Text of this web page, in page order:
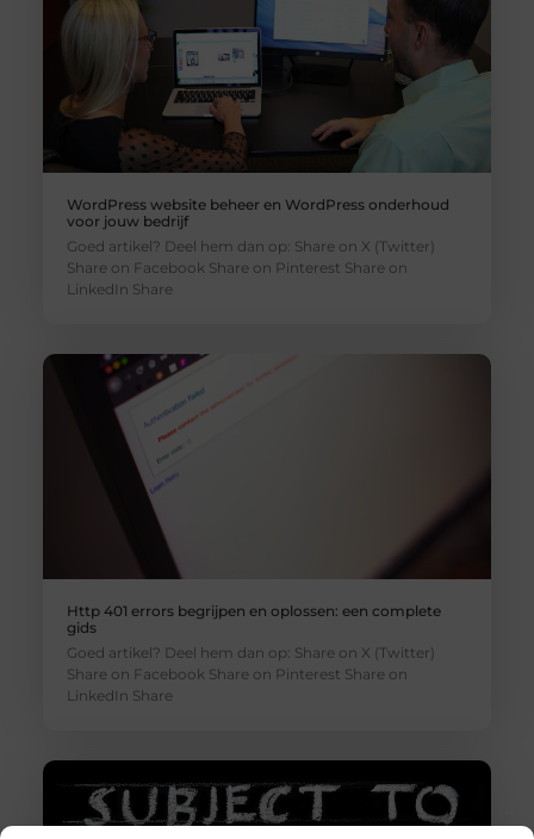
WordPress website beheer en WordPress onderhoud
voor jouw bedrijf
Goed artikel? Deel hem dan op: Share on X (Twitter)
Share on Facebook Share on Pinterest Share on
LinkedIn Share
Http 401 errors begrijpen en oplossen: een complete
gids
Goed artikel? Deel hem dan op: Share on X (Twitter)
Share on Facebook Share on Pinterest Share on
LinkedIn Share